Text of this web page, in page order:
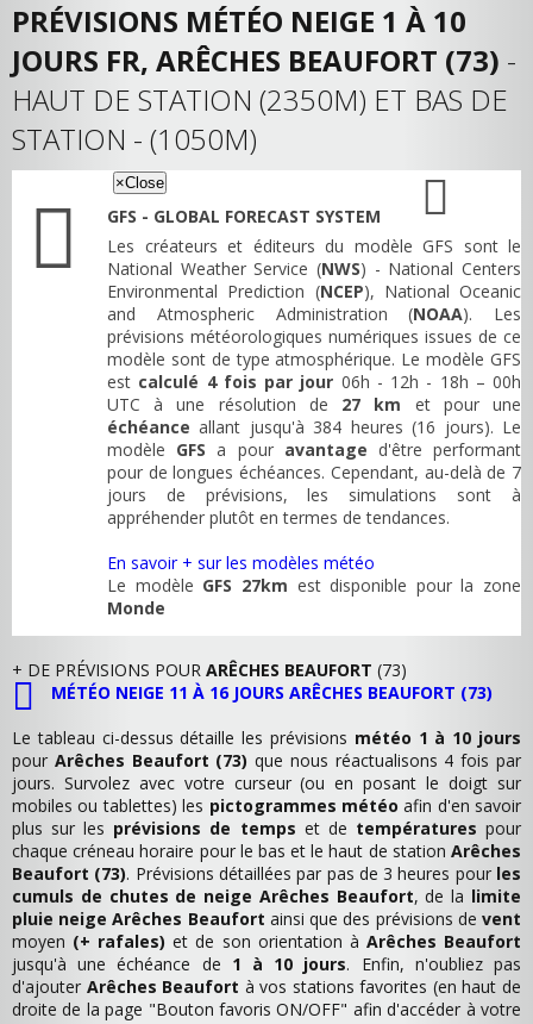
PRÉVISIONS MÉTÉO NEIGE 1 À 10
JOURS FR, ARÊCHES BEAUFORT (73) -
HAUT DE STATION (2350M) ET BAS DE
STATION - (1050M)
×Close
GFS - GLOBAL FORECAST SYSTEM
Les créateurs et éditeurs du modèle GFS sont le
National Weather Service (NWS) - National Centers
Environmental Prediction (NCEP), National Oceanic
and Atmospheric Administration (NOAA). Les
prévisions météorologiques numériques issues de ce
modèle sont de type atmosphérique. Le modèle GFS
est calculé 4 fois par jour 06h - 12h - 18h – 00h
UTC à une résolution de 27 km et pour une
échéance allant jusqu'à 384 heures (16 jours). Le
modèle GFS a pour avantage d'être performant
pour de longues échéances. Cependant, au-delà de 7
jours de prévisions, les simulations sont à
appréhender plutôt en termes de tendances.
En savoir + sur les modèles météo
Le modèle GFS 27km est disponible pour la zone
Monde
+ DE PRÉVISIONS POUR ARÊCHES BEAUFORT (73)
MÉTÉO NEIGE 11 À 16 JOURS ARÊCHES BEAUFORT (73)
Le tableau ci-dessus détaille les prévisions météo 1 à 10 jours
pour Arêches Beaufort (73) que nous réactualisons 4 fois par
jours. Survolez avec votre curseur (ou en posant le doigt sur
mobiles ou tablettes) les pictogrammes météo afin d'en savoir
plus sur les prévisions de temps et de températures pour
chaque créneau horaire pour le bas et le haut de station Arêches
Beaufort (73). Prévisions détaillées par pas de 3 heures pour les
cumuls de chutes de neige Arêches Beaufort, de la limite
pluie neige Arêches Beaufort ainsi que des prévisions devent
moyen (+ rafales) et de son orientation à Arêches Beaufort
jusqu'à une échéance de 1 à 10 jours. Enfin, n'oubliez pas
d'ajouter Arêches Beaufort à vos stations favorites (en haut de
droite de la page "Bouton favoris ON/OFF" afin d'accéder à votre